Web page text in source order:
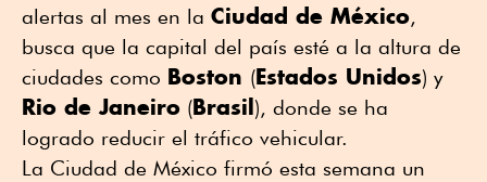
alertas al mes en la Ciudad de México,
busca que la capital del país esté a la altura de
ciudades como Boston (Estados Unidos) y
Rio de Janeiro (Brasil ), donde se ha
logrado reducir el tráfico vehicular.
La Ciudad de México firmó esta semana un